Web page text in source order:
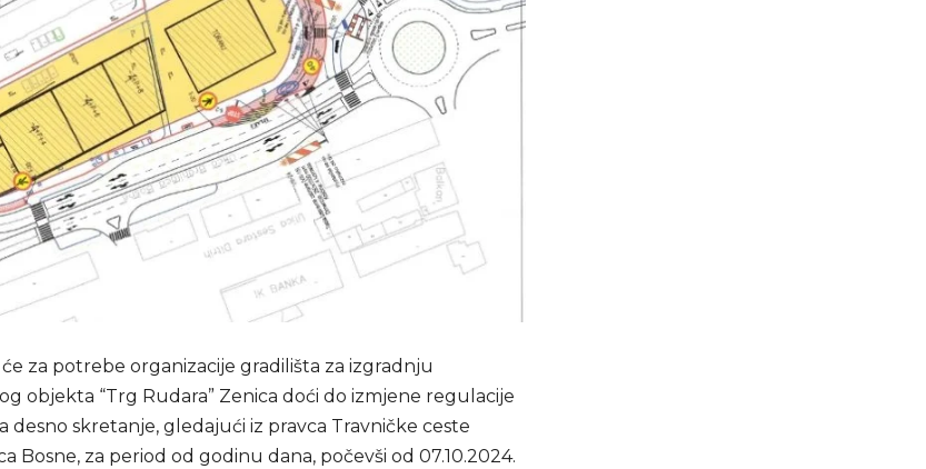
za potrebe organizacije gradilišta za izgradnju
objekta “Trg Rudara” Zenica doći do izmjene regulacije
desno skretanje, gledajući iz pravca Travničke ceste
Bosne, za period od godinu dana, počevši od 07.10.2024.